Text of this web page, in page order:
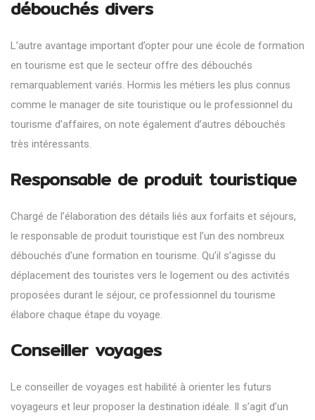
débouchés divers
L’autre avantage important d’opter pour une école de formation
en tourisme est que le secteur offre des débouchés
remarquablement variés. Hormis les métiers les plus connus
comme le manager de site touristique ou le professionnel du
tourisme d’affaires, on note également d’autres débouchés
très intéressants.
Responsable de produit touristique
Chargé de l’élaboration des détails liés aux forfaits et séjours,
le responsable de produit touristique est l’un des nombreux
débouchés d’une formation en tourisme. Qu’il s’agisse du
déplacement des touristes vers le logement ou des activités
proposées durant le séjour, ce professionnel du tourisme
élabore chaque étape du voyage.
Conseiller voyages
Le conseiller de voyages est habilité à orienter les futurs
voyageurs et leur proposer la destination idéale. Il s’agit d’un